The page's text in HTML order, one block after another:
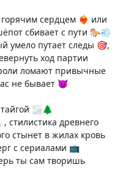
сердцем ❤️‍🔥 или
сбивает с пути 🐎💨
умело путает следы 🎯,
ход партии
ломают привычные
не бывает 😈
тайгой 🌫️🌲
стилистика древнего
стынет в жилах кровь
с сериалами 📺
ты сам творишь